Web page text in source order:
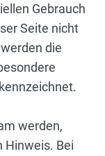
Gebrauch
Seite nicht
die
werden,
Hinweis. Bei